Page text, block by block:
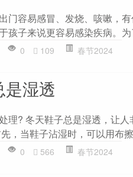
门容易感冒、发烧、咳嗽，
孩子来说更容易感染疾病。
0 109 春节2024
是湿透
理? 冬天鞋子总是湿透，让
，当鞋子沾湿时，可以用布
0 566 春节2024